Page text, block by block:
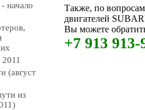
начало
(август
из
Также, по
двигателей
Вы можете
+7 913 913-